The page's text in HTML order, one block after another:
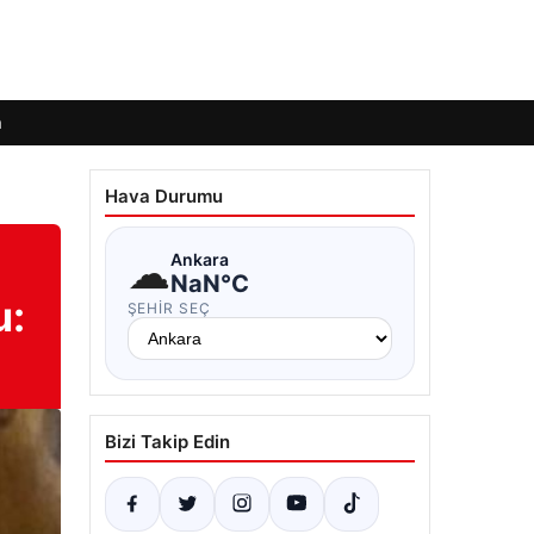
Hava Durumu
☁Ankara
NaN°C
ŞEHIR SEÇ
Bizi Takip Edin